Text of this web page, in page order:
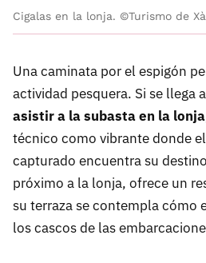
Cigalas en la lonja. ©Turismo de
Una caminata por el espigón
actividad pesquera. Si se llega
asistir a la subasta en la lonja
técnico como vibrante donde
capturado encuentra su
próximo a la lonja, ofrece un
su terraza se contempla cómo
los cascos de las